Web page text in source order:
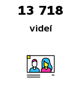
13 718
videí